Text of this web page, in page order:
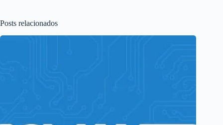
Posts relacionados